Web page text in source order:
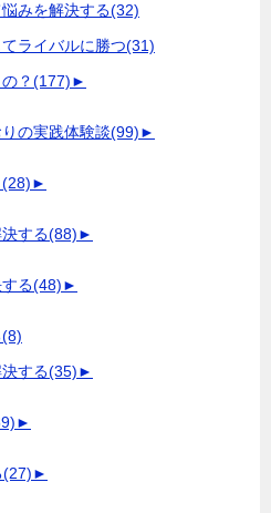
みを解決する(32)
ライバルに勝つ(31)
？(177)►
の実践体験談(99)►
(28)►
する(88)►
る(48)►
(8)
する(35)►
►
(27)►